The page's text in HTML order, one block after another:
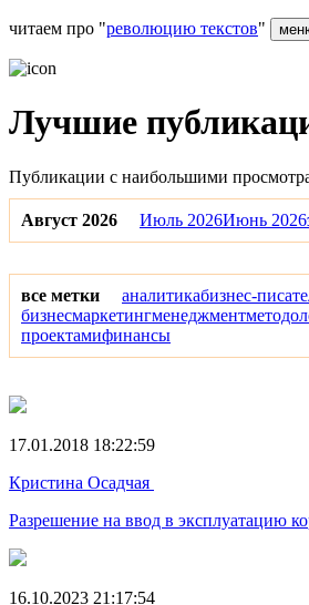
читаем про "революцию текстов"
Лучшие
Публикации с наибольшими
Август 2026 Июль 2026Июнь 2026
все метки аналитикабизнес-
бизнесмаркетингменеджмент
проектамифинансы
17.01.2018 18:22:59
Кристина Осадчая
Разрешение на ввод в эксплуатацию
16.10.2023 21:17:54